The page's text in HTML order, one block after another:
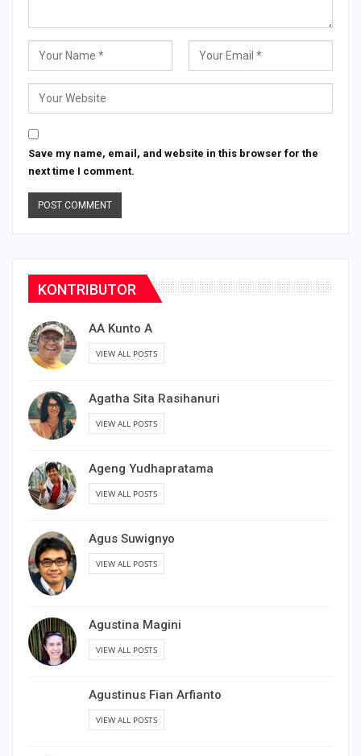
Save my name, email, and website in this browser for the
next time I comment.
KONTRIBUTOR
AA Kunto A
VIEW ALL POSTS
Agatha Sita Rasihanuri
VIEW ALL POSTS
Ageng Yudhapratama
VIEW ALL POSTS
Agus Suwignyo
VIEW ALL POSTS
Agustina Magini
VIEW ALL POSTS
Agustinus Fian Arfianto
VIEW ALL POSTS